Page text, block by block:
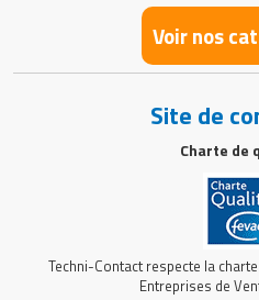
Voir nos
Site de
Charte de
Techni-Contact respecte la
Entreprises de